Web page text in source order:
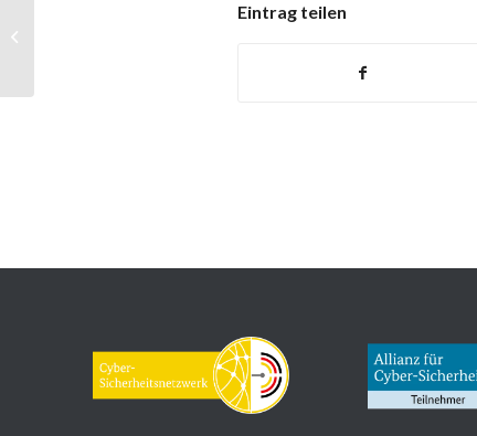
Eintrag teilen